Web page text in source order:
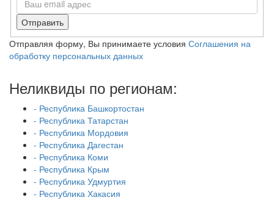
Отправить
Отправляя форму, Вы принимаете условия Соглашения на
обработку персональных данных
Неликвиды по регионам:
- Республика Башкортостан
- Республика Татарстан
- Республика Мордовия
- Республика Дагестан
- Республика Коми
- Республика Крым
- Республика Удмуртия
- Республика Хакасия